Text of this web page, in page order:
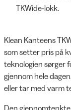
TKWide-lokk.
Klean Kanteens
som setter pris på
teknologien sørger
gjennom hele
eller tar med varm
Den